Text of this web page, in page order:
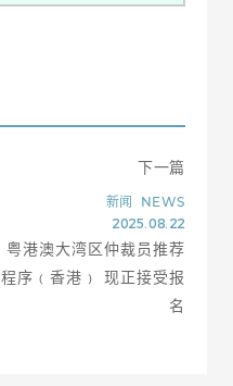
下一篇
新闻
NEWS
2025.08.22
粤港澳大湾区仲裁员推荐
程序﹙香港﹚ 现正接受报
名